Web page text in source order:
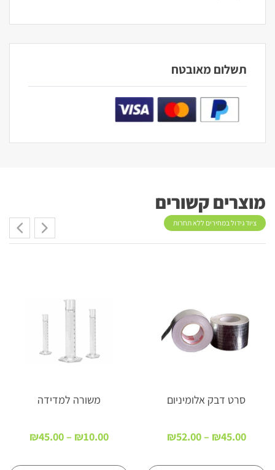
תשלום מאובטח
מוצרים קשורים
ציוד גידול במחירים ללא תחרות
סרט דבק אלומיניום
₪45.00
–
₪52.00
משורה למדידה
₪10.00
–
₪45.00